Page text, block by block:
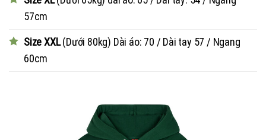
57cm
Size XXL(Dưới 80kg) Dài áo: 70 / Dài tay 57 / Ngang
60cm